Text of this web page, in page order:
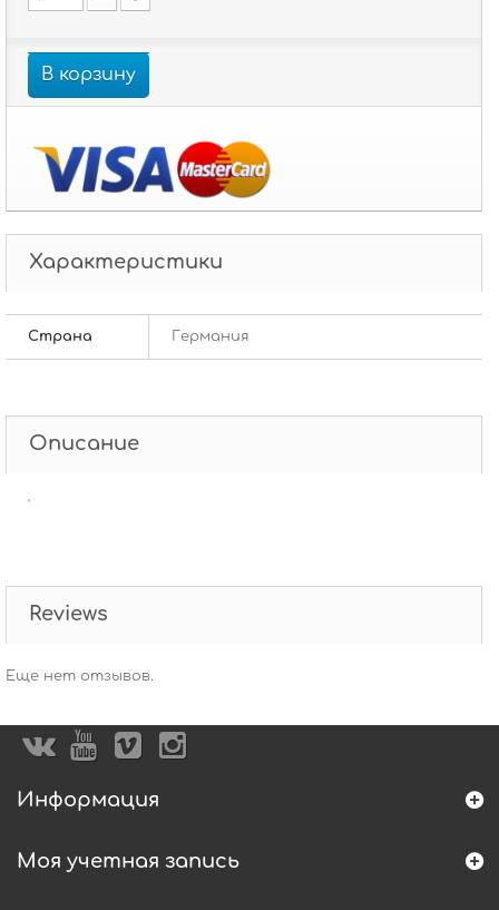
В корзину
Характеристики
Страна Германия
Описание
'
Reviews
Еще нет отзывов.
Информация
Моя учетная запись